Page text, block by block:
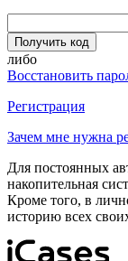
Получить код
либо
Восстановить
Регистрация
Зачем мне нужна
Для постоянных
накопительная
Кроме того, в
историю всех